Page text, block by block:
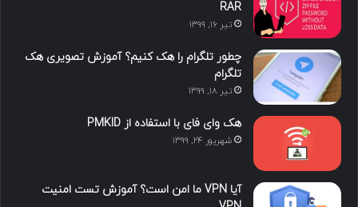
ما را دنبال کنید
محبوب تازه ترین دیدگاه ها